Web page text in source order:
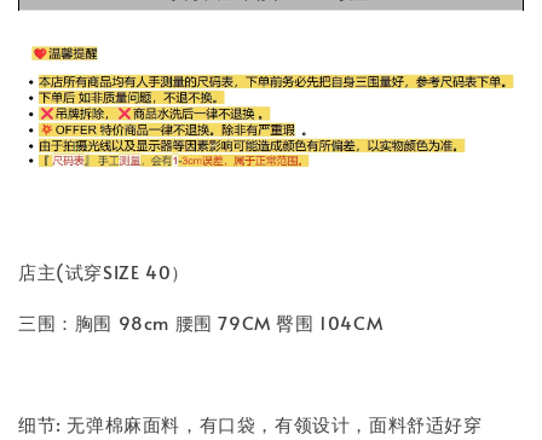
店主(试穿SIZE 40）
三围：胸围 98cm 腰围 79CM 臀围 104CM
细节: 无弹棉麻面料，有口袋，有领设计，面料舒适好穿